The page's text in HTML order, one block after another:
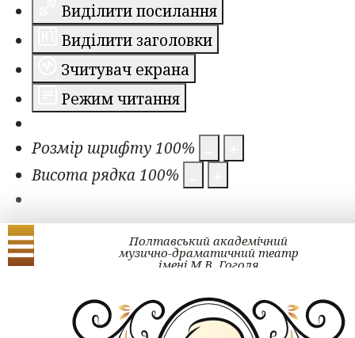
Виділити посилання
Виділити заголовки
Зчитувач екрана
Режим читання
Розмір шрифту100%
Висота рядка100%
Полтавський академічний
музично-драматичний театр
імені М.В. Гоголя